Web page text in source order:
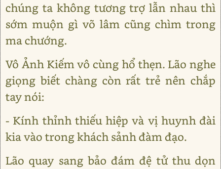
chúng ta không tương trợ lẫn nhau thì
sớm muộn gì võ lâm cũng chìm trong
ma chướng.
Vô Ảnh Kiếm vô cùng hổ thẹn. Lão nghe
giọng biết chàng còn rất trẻ nên chắp
tay nói:
- Kính thỉnh thiếu hiệp và vị huynh đài
kia vào trong khách sảnh đàm đạo.
Lão quay sang bảo đám đệ tử thu dọn